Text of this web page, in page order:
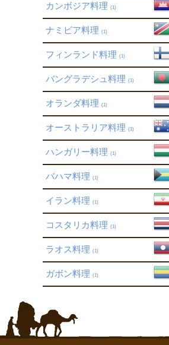
カンボジア料理 (1)
ナミビア料理 (1)
フィンランド料理 (1)
バングラデシュ料理 (1)
オランダ料理 (1)
オーストラリア料理 (1)
ハンガリー料理 (1)
バハマ料理 (1)
イラン料理 (1)
コスタリカ料理 (1)
ラオス料理 (1)
ガボン料理 (1)